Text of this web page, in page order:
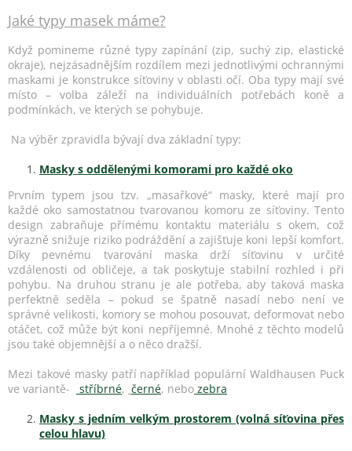
Jaké typy masek máme?
Když pomineme různé typy zapínání (zip, suchý zip, elastické
okraje), nejzásadnějším rozdílem mezi jednotlivými ochrannými
maskami je konstrukce síťoviny v oblasti očí. Oba typy mají své
místo – volba záleží na individuálních potřebách koně a
podmínkách, ve kterých se pohybuje.
Na výběr zpravidla bývají dva základní typy:
Masky s oddělenými komorami pro každé oko
Prvním typem jsou tzv. „masařkové“ masky, které mají pro
každé oko samostatnou tvarovanou komoru ze síťoviny. Tento
design zabraňuje přímému kontaktu materiálu s okem, což
výrazně snižuje riziko podráždění a zajišťuje koni lepší komfort.
Díky pevnému tvarování maska drží síťovinu v určité
vzdálenosti od obličeje, a tak poskytuje stabilní rozhled i při
pohybu. Na druhou stranu je ale potřeba, aby taková maska
perfektně seděla – pokud se špatně nasadí nebo není ve
správné velikosti, komory se mohou posouvat, deformovat nebo
otáčet, což může být koni nepříjemné. Mnohé z těchto modelů
jsou také objemnější a o něco dražší.
Mezi takové masky patří například populární Waldhausen Puck
ve variantě-
stříbrné, černé, nebo zebra
Masky s jedním velkým prostorem (volná síťovina přes
celou hlavu)